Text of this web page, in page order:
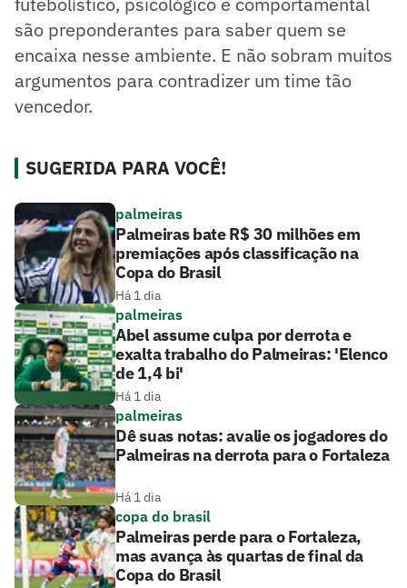
são preponderantes para saber quem se
encaixa nesse ambiente. E não sobram muitos
argumentos para contradizer um time tão
vencedor.
SUGERIDA PARA VOCÊ!
palmeiras
Palmeiras bate R$ 30 milhões em
premiações após classificação na
Copa do Brasil
Há 1 dia
palmeiras
Abel assume culpa por derrota e
exalta trabalho do Palmeiras: 'Elenco
de 1,4 bi'
Há 1 dia
palmeiras
Dê suas notas: avalie os jogadores do
Palmeiras na derrota para o Fortaleza
Há 1 dia
copa do brasil
Palmeiras perde para o Fortaleza,
mas avança às quartas de final da
Copa do Brasil